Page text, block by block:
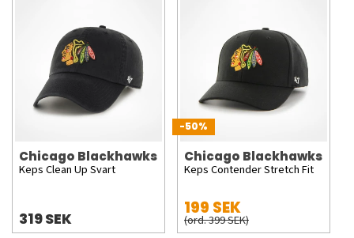
Chicago Blackhawks
Keps Clean Up Svart
319 SEK
-50%
Chicago Blackhawks
Keps Contender Stretch Fit
199 SEK
(ord. 399 SEK)